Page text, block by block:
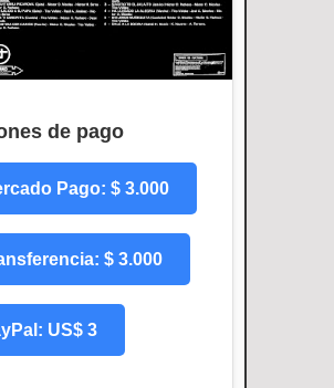
de pago
Pago: $ 3.000
$ 3.000
US$ 3